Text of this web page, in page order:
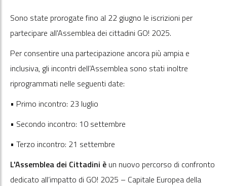
Sono state prorogate fino al 22 giugno le iscrizioni per
partecipare all'Assemblea dei cittadini GO! 2025.
Per consentire una partecipazione ancora più ampia e
inclusiva, gli incontri dell’Assemblea sono stati inoltre
riprogrammati nelle seguenti date:
• Primo incontro: 23 luglio
• Secondo incontro: 10 settembre
• Terzo incontro: 21 settembre
L'Assemblea dei Cittadini è un nuovo percorso di confronto
dedicato all’impatto di GO! 2025 – Capitale Europea della